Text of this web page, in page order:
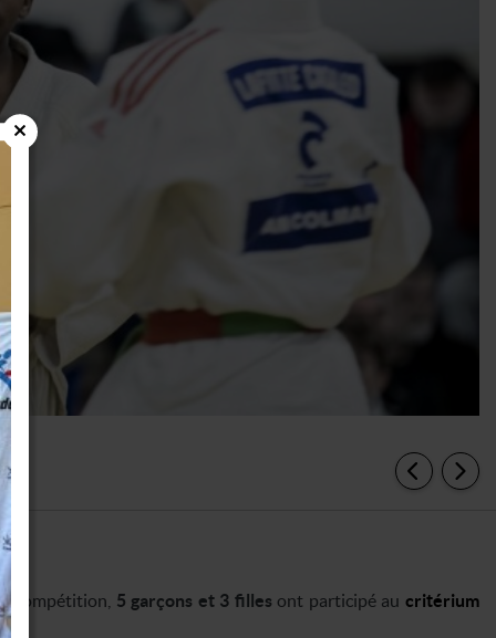
compétition, 5 garçons et 3 filles ont participé aucritérium